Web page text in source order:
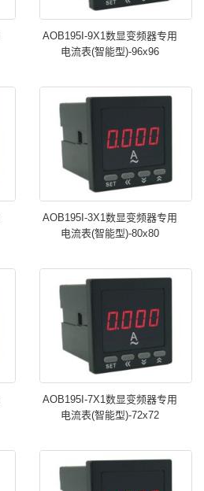
AOB195I-9X1数显变频器专用
电流表(智能型)-96x96
AOB195I-3X1数显变频器专用
电流表(智能型)-80x80
AOB195I-7X1数显变频器专用
电流表(智能型)-72x72